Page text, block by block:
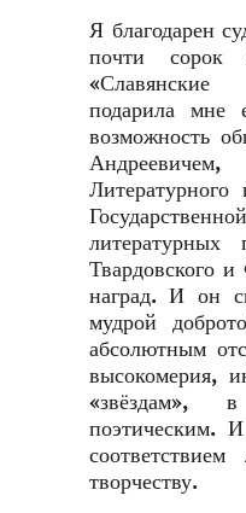
Я благодарен
почти сорок
подарила мне
возможность
Литературного
Твардовского
наград. И он
мудрой
абсолютным
высокомерия,
поэтическим.
творчеству.